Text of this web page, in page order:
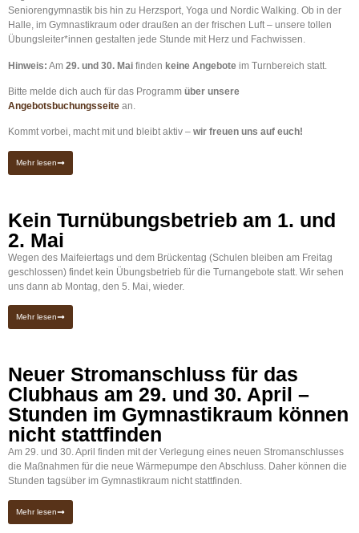
Seniorengymnastik bis hin zu Herzsport, Yoga und Nordic Walking. Ob in der
Halle, im Gymnastikraum oder draußen an der frischen Luft – unsere tollen
Übungsleiter*innen gestalten jede Stunde mit Herz und Fachwissen.
Hinweis: Am 29. und 30. Mai finden keine Angebote im Turnbereich statt.
Bitte melde dich auch für das Programm über unsere
Angebotsbuchungsseite an.
Kommt vorbei, macht mit und bleibt aktiv – wir freuen uns auf euch!
Mehr lesen
Kein Turnübungsbetrieb am 1. und
2. Mai
Wegen des Maifeiertags und dem Brückentag (Schulen bleiben am Freitag
geschlossen) findet kein Übungsbetrieb für die Turnangebote statt. Wir sehen
uns dann ab Montag, den 5. Mai, wieder.
Mehr lesen
Neuer Stromanschluss für das
Clubhaus am 29. und 30. April –
Stunden im Gymnastikraum können
nicht stattfinden
Am 29. und 30. April finden mit der Verlegung eines neuen Stromanschlusses
die Maßnahmen für die neue Wärmepumpe den Abschluss. Daher können die
Stunden tagsüber im Gymnastikraum nicht stattfinden.
Mehr lesen